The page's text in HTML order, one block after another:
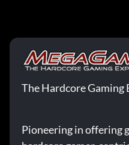
The Hardcore Gaming
Pioneering in offering